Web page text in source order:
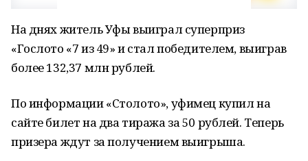
На днях житель Уфы выиграл суперприз
«Гослото «7 из 49» и стал победителем, выиграв
более 132,37 млн рублей.
По информации «Столото», уфимец купил на
сайте билет на два тиража за 50 рублей. Теперь
призера ждут за получением выигрыша.